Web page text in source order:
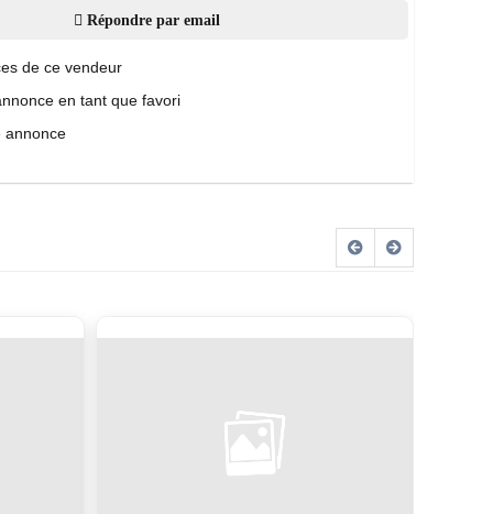
Répondre par email
de ce vendeur
en tant que favori
annonce